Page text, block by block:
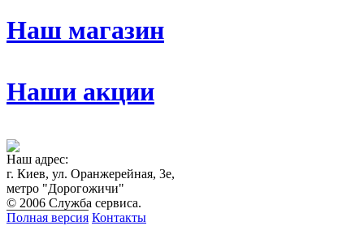
Наш магазин
Наши акции
Наш адрес:
г. Киев, ул. Оранжерейная, 3е,
метро "Дорогожичи"
© 2006 Служба сервиса.
Полная версия Контакты